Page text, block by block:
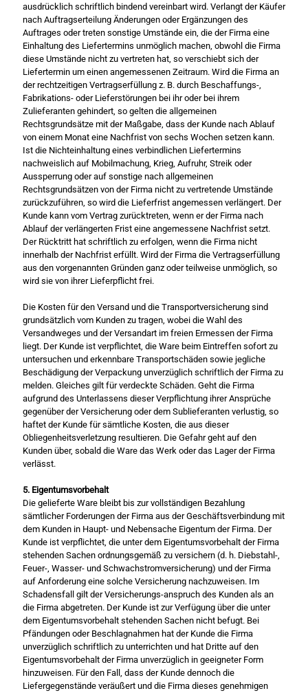
ausdrücklich schriftlich bindend vereinbart wird. Verlangt der Käufer
nach Auftragserteilung Änderungen oder Ergänzungen des
Auftrages oder treten sonstige Umstände ein, die der Firma eine
Einhaltung des Liefertermins unmöglich machen, obwohl die Firma
diese Umstände nicht zu vertreten hat, so verschiebt sich der
Liefertermin um einen angemessenen Zeitraum. Wird die Firma an
der rechtzeitigen Vertragserfüllung z. B. durch Beschaffungs-,
Fabrikations- oder Lieferstörungen bei ihr oder bei ihrem
Zulieferanten gehindert, so gelten die allgemeinen
Rechtsgrundsätze mit der Maßgabe, dass der Kunde nach Ablauf
von einem Monat eine Nachfrist von sechs Wochen setzen kann.
Ist die Nichteinhaltung eines verbindlichen Liefertermins
nachweislich auf Mobilmachung, Krieg, Aufruhr, Streik oder
Aussperrung oder auf sonstige nach allgemeinen
Rechtsgrundsätzen von der Firma nicht zu vertretende Umstände
zurückzuführen, so wird die Lieferfrist angemessen verlängert. Der
Kunde kann vom Vertrag zurücktreten, wenn er der Firma nach
Ablauf der verlängerten Frist eine angemessene Nachfrist setzt.
Der Rücktritt hat schriftlich zu erfolgen, wenn die Firma nicht
innerhalb der Nachfrist erfüllt. Wird der Firma die Vertragserfüllung
aus den vorgenannten Gründen ganz oder teilweise unmöglich, so
wird sie von ihrer Lieferpflicht frei.
Die Kosten für den Versand und die Transportversicherung sind
grundsätzlich vom Kunden zu tragen, wobei die Wahl des
Versandweges und der Versandart im freien Ermessen der Firma
liegt. Der Kunde ist verpflichtet, die Ware beim Eintreffen sofort zu
untersuchen und erkennbare Transportschäden sowie jegliche
Beschädigung der Verpackung unverzüglich schriftlich der Firma zu
melden. Gleiches gilt für verdeckte Schäden. Geht die Firma
aufgrund des Unterlassens dieser Verpflichtung ihrer Ansprüche
gegenüber der Versicherung oder dem Sublieferanten verlustig, so
haftet der Kunde für sämtliche Kosten, die aus dieser
Obliegenheitsverletzung resultieren. Die Gefahr geht auf den
Kunden über, sobald die Ware das Werk oder das Lager der Firma
verlässt.
5. Eigentumsvorbehalt
Die gelieferte Ware bleibt bis zur vollständigen Bezahlung
sämtlicher Forderungen der Firma aus der Geschäftsverbindung mit
dem Kunden in Haupt- und Nebensache Eigentum der Firma. Der
Kunde ist verpflichtet, die unter dem Eigentumsvorbehalt der Firma
stehenden Sachen ordnungsgemäß zu versichern (d. h. Diebstahl-,
Feuer-, Wasser- und Schwachstromversicherung) und der Firma
auf Anforderung eine solche Versicherung nachzuweisen. Im
Schadensfall gilt der Versicherungs-anspruch des Kunden als an
die Firma abgetreten. Der Kunde ist zur Verfügung über die unter
dem Eigentumsvorbehalt stehenden Sachen nicht befugt. Bei
Pfändungen oder Beschlagnahmen hat der Kunde die Firma
unverzüglich schriftlich zu unterrichten und hat Dritte auf den
Eigentumsvorbehalt der Firma unverzüglich in geeigneter Form
hinzuweisen. Für den Fall, dass der Kunde dennoch die
Liefergegenstände veräußert und die Firma dieses genehmigen